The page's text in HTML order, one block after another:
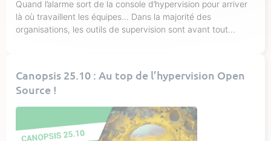
Quand l’alarme sort de la console d’hypervision pour arriver
là où travaillent les équipes… Dans la majorité des
organisations, les outils de supervision sont avant tout
uniquement d’eux. Très souvent, […]
Canopsis 25.10 : Au top de l’hypervision Open
Source !